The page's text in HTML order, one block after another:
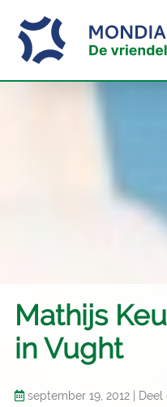
Mathijs
in Vught
september 19, 2012 Deel